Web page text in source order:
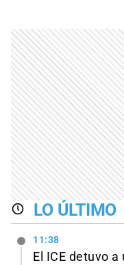
LO ÚLTIMO
11:38
El ICE detuvo